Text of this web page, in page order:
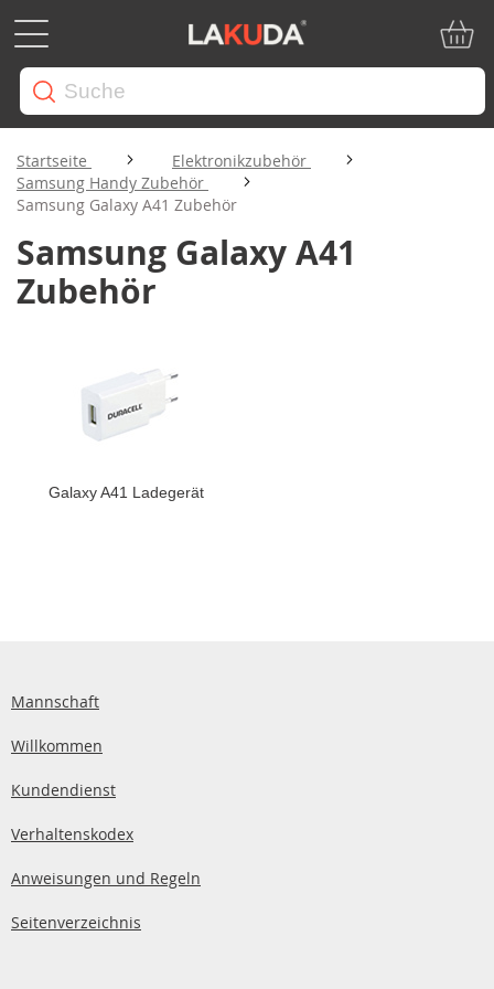
Startseite
Elektronikzubehör
Samsung Handy Zubehör
Samsung Galaxy A41 Zubehör
Samsung Galaxy A41
Zubehör
Galaxy A41 Ladegerät
Mannschaft
Willkommen
Kundendienst
Verhaltenskodex
Anweisungen und Regeln
Seitenverzeichnis